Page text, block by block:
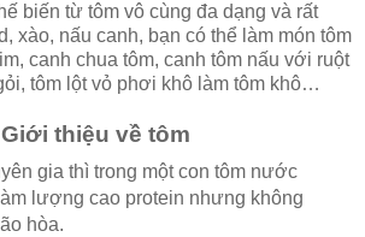
biến từ tôm vô cùng đa dạng và rất
xào, nấu canh, bạn có thể làm món tôm
canh chua tôm, canh tôm nấu với ruột
tôm lột vỏ phơi khô làm tôm khô…
Giới thiệu về tôm
gia thì trong một con tôm nước
lượng cao protein nhưng không
hòa.